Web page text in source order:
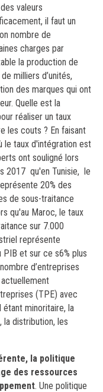
valeurs
il faut un
nombre de
charges par
la production de
milliers d’unités,
des marques qui ont
Quelle est la
réaliser un taux
les couts ? En faisant
le taux d'intégration est
ont souligné lors
2017 qu'en Tunisie, le
20% des
de sous-traitance
qu'au Maroc, le taux
sur 7.000
représente
et sur ce s6% plus
d’entreprises
(TPE) avec
minoritaire, la
distribution, les
la politique
des ressources
. Une politique